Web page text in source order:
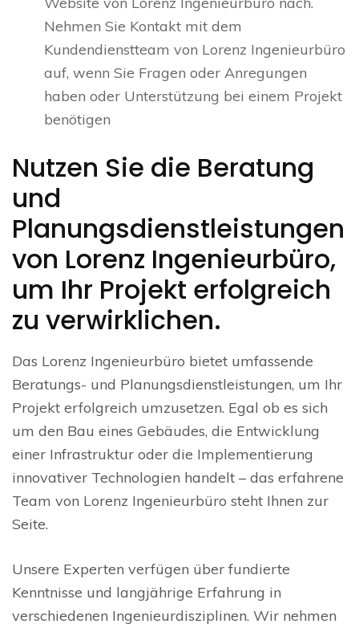
Nehmen Sie Kontakt mit dem
Kundendienstteam von Lorenz Ingenieurbüro
auf, wenn Sie Fragen oder Anregungen
haben oder Unterstützung bei einem Projekt
benötigen
Nutzen Sie die Beratung
und
Planungsdienstleistungen
von Lorenz Ingenieurbüro,
um Ihr Projekt erfolgreich
zu verwirklichen.
Das Lorenz Ingenieurbüro bietet umfassende
Beratungs- und Planungsdienstleistungen, um Ihr
Projekt erfolgreich umzusetzen. Egal ob es sich
um den Bau eines Gebäudes, die Entwicklung
einer Infrastruktur oder die Implementierung
innovativer Technologien handelt – das erfahrene
Team von Lorenz Ingenieurbüro steht Ihnen zur
Seite.
Unsere Experten verfügen über fundierte
Kenntnisse und langjährige Erfahrung in
verschiedenen Ingenieurdisziplinen. Wir nehmen